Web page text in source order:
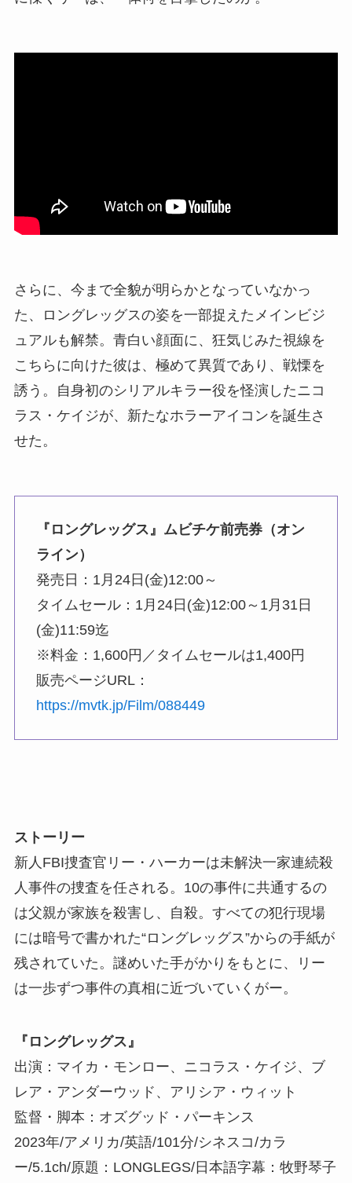
さらに、今まで全貌が明らかとなっていなかっ
た、ロングレッグスの姿を一部捉えたメインビジ
ュアルも解禁。青白い顔面に、狂気じみた視線を
こちらに向けた彼は、極めて異質であり、戦慄を
誘う。自身初のシリアルキラー役を怪演したニコ
ラス・ケイジが、新たなホラーアイコンを誕生さ
せた。
『ロングレッグス』ムビチケ前売券（オン
ライン）
発売日：1月24日(金)12:00～
タイムセール：1月24日(金)12:00～1月31日
(金)11:59迄
※料金：1,600円／タイムセールは1,400円
販売ページURL：
https://mvtk.jp/Film/088449
ストーリー
新人FBI捜査官リー・ハーカーは未解決一家連続殺
人事件の捜査を任される。10の事件に共通するの
は父親が家族を殺害し、自殺。すべての犯行現場
には暗号で書かれた“ロングレッグス”からの手紙が
残されていた。謎めいた手がかりをもとに、リー
は一歩ずつ事件の真相に近づいていくがー。
『ロングレッグス』
出演：マイカ・モンロー、ニコラス・ケイジ、ブ
レア・アンダーウッド、アリシア・ウィット
監督・脚本：オズグッド・パーキンス
2023年/アメリカ/英語/101分/シネスコ/カラ
ー/5.1ch/原題：LONGLEGS/日本語字幕：牧野琴子